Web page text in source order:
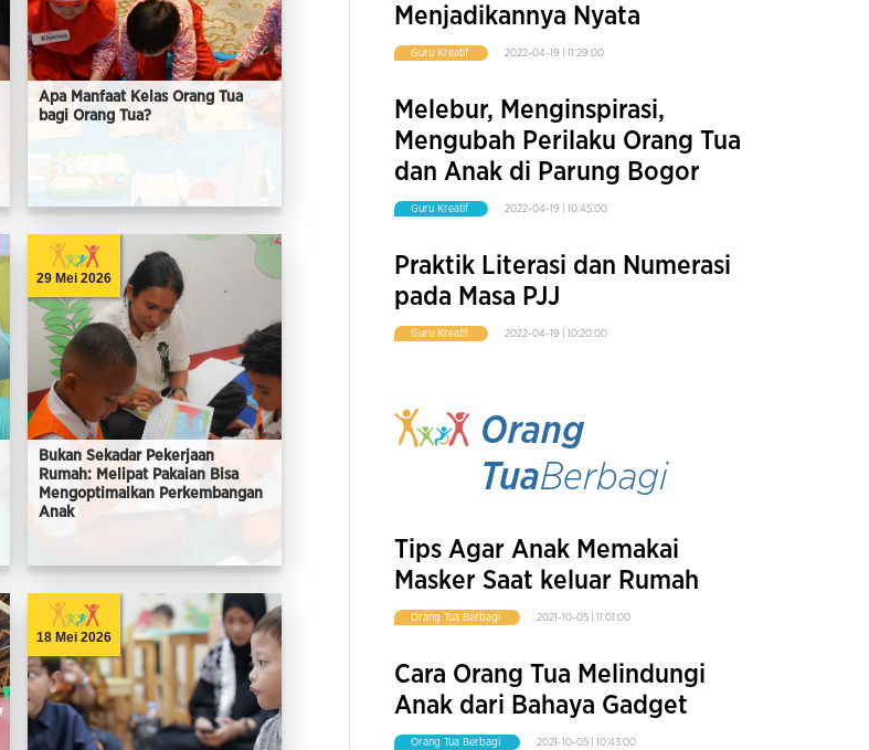
Apa Manfaat Kelas Orang Tua
bagi Orang Tua?
29 Mei 2026
Bukan Sekadar Pekerjaan
Rumah: Melipat Pakaian Bisa
Mengoptimalkan Perkembangan
Anak
18 Mei 2026
Menjadikannya Nyata
Guru Kreatif 2022-04-19 | 11:29:00
Melebur, Menginspirasi,
Mengubah Perilaku Orang Tua
dan Anak di Parung Bogor
Guru Kreatif 2022-04-19 | 10:45:00
Praktik Literasi dan Numerasi
pada Masa PJJ
Guru Kreatif 2022-04-19 | 10:20:00
Orang
TuaBerbagi
Tips Agar Anak Memakai
Masker Saat keluar Rumah
Orang Tua Berbagi 2021-10-05 | 11:01:00
Cara Orang Tua Melindungi
Anak dari Bahaya Gadget
Orang Tua Berbagi 2021-10-05 | 10:43:00